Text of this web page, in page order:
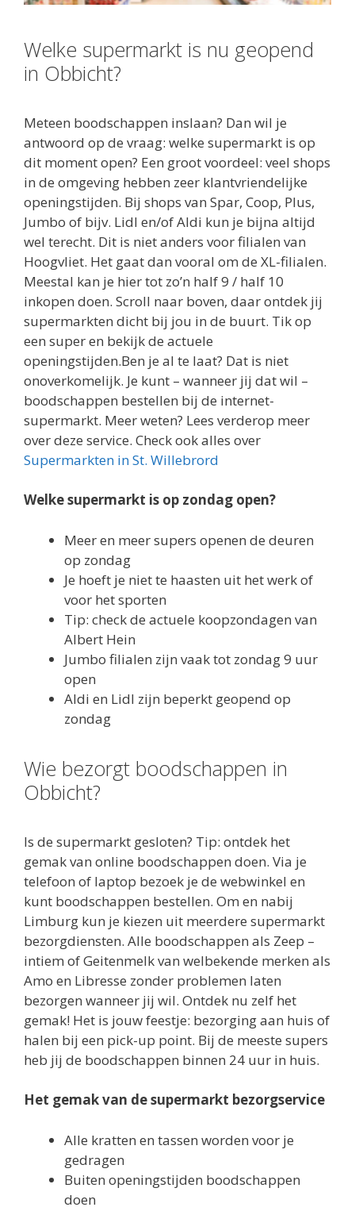
Welke supermarkt is nu geopend
in Obbicht?
Meteen boodschappen inslaan? Dan wil je
antwoord op de vraag: welke supermarkt is op
dit moment open? Een groot voordeel: veel shops
in de omgeving hebben zeer klantvriendelijke
openingstijden. Bij shops van Spar, Coop, Plus,
Jumbo of bijv. Lidl en/of Aldi kun je bijna altijd
wel terecht. Dit is niet anders voor filialen van
Hoogvliet. Het gaat dan vooral om de XL-filialen.
Meestal kan je hier tot zo’n half 9 / half 10
inkopen doen. Scroll naar boven, daar ontdek jij
supermarkten dicht bij jou in de buurt. Tik op
een super en bekijk de actuele
openingstijden.Ben je al te laat? Dat is niet
onoverkomelijk. Je kunt – wanneer jij dat wil –
boodschappen bestellen bij de internet-
supermarkt. Meer weten? Lees verderop meer
over deze service. Check ook alles over
Supermarkten in St. Willebrord
Welke supermarkt is op zondag open?
Meer en meer supers openen de deuren
op zondag
Je hoeft je niet te haasten uit het werk of
voor het sporten
Tip: check de actuele koopzondagen van
Albert Hein
Jumbo filialen zijn vaak tot zondag 9 uur
open
Aldi en Lidl zijn beperkt geopend op
zondag
Wie bezorgt boodschappen in
Obbicht?
Is de supermarkt gesloten? Tip: ontdek het
gemak van online boodschappen doen. Via je
telefoon of laptop bezoek je de webwinkel en
kunt boodschappen bestellen. Om en nabij
Limburg kun je kiezen uit meerdere supermarkt
bezorgdiensten. Alle boodschappen als Zeep –
intiem of Geitenmelk van welbekende merken als
Amo en Libresse zonder problemen laten
bezorgen wanneer jij wil. Ontdek nu zelf het
gemak! Het is jouw feestje: bezorging aan huis of
halen bij een pick-up point. Bij de meeste supers
heb jij de boodschappen binnen 24 uur in huis.
Het gemak van de supermarkt bezorgservice
Alle kratten en tassen worden voor je
gedragen
Buiten openingstijden boodschappen
doen